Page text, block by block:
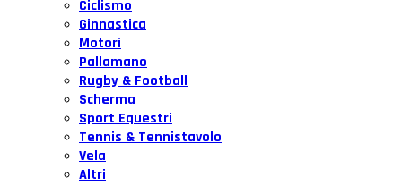
Ciclismo
Ginnastica
Motori
Pallamano
Rugby & Football
Scherma
Sport Equestri
Tennis & Tennistavolo
Vela
Altri